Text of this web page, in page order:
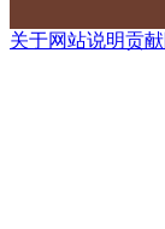
关于网站说明贡献